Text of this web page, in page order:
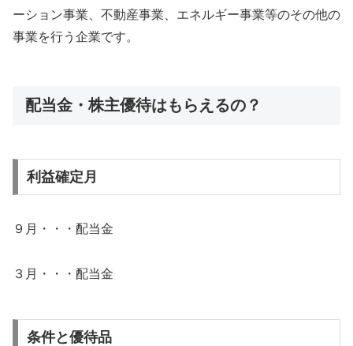
ーション事業、不動産事業、エネルギー事業等のその他の
事業を行う企業です。
配当金・株主優待はもらえるの？
利益確定月
９月・・・配当金
３月・・・配当金
条件と優待品